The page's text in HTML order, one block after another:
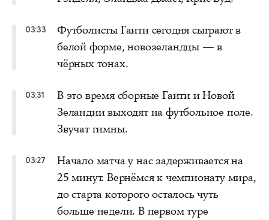
03:33
Футболисты Гаити сегодня сыграют в
белой форме, новозеландцы — в
чёрных тонах.
03:31
В это время сборные Гаити и Новой
Зеландии выходят на футбольное поле.
Звучат гимны.
03:27
Начало матча у нас задерживается на
25 минут. Вернёмся к чемпионату мира,
до старта которого осталось чуть
больше недели. В первом туре